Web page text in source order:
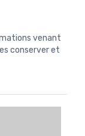
venant
conserver et